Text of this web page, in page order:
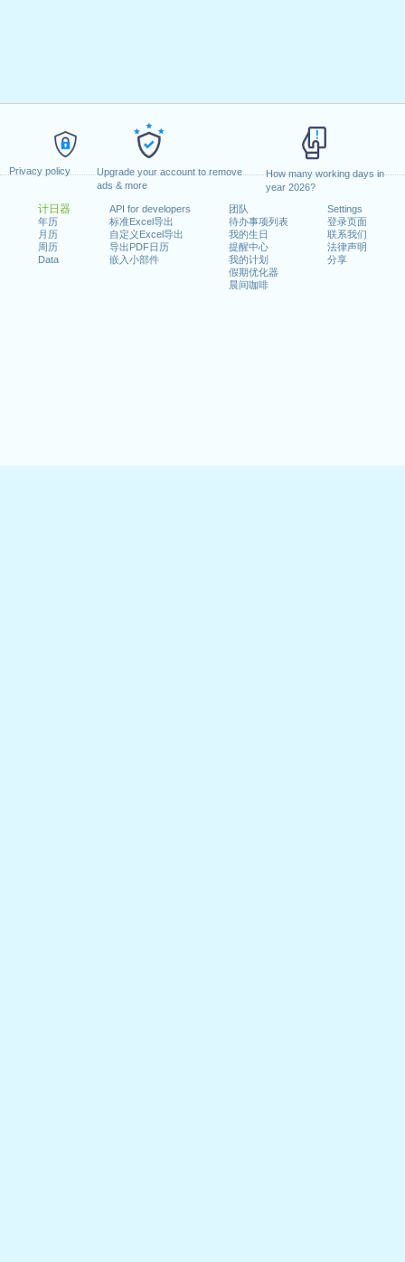
Privacy policy
Upgrade your account to remove
ads & more
How many working days in
year 2026?
计日器
年历
月历
周历
Data
API for developers
标准Excel导出
自定义Excel导出
导出PDF日历
嵌入小部件
团队
待办事项列表
我的生日
提醒中心
我的计划
假期优化器
晨间咖啡
Settings
登录页面
联系我们
法律声明
分享